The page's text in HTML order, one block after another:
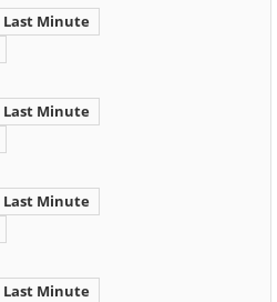
Last Minute
Last Minute
Last Minute
Last Minute